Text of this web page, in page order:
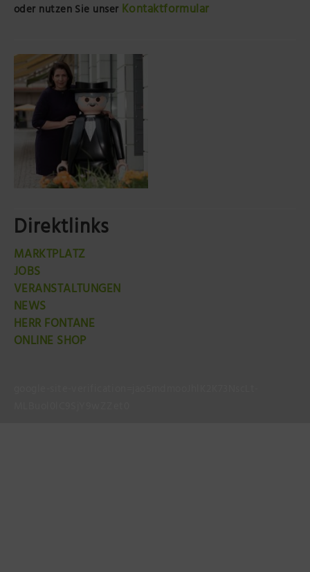
oder nutzen Sie unser Kontaktformular
Direktlinks
MARKTPLATZ
JOBS
VERANSTALTUNGEN
NEWS
HERR FONTANE
ONLINE SHOP